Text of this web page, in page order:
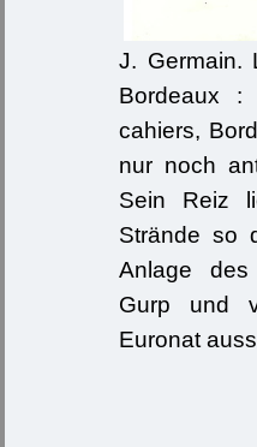
J. Germain.
Bordeaux :
cahiers,
nur noch
Sein Reiz
Strände so
Anlage
Gurp und
Euronat